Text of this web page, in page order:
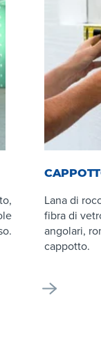
Lana di
fibra di
angolari,
cappotto.